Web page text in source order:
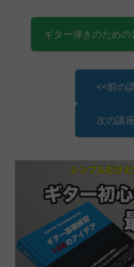
ギター弾きのため
<<前の
次の講